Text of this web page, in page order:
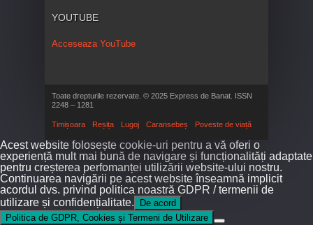
YOUTUBE
Acceseaza YouTube
Toate drepturile rezervate. © 2025 Express de Banat. ISSN
2248 – 1281
Timișoara Reșița Lugoj Caransebeș Poveste de viață
Acest website folosește cookie-uri pentru a vă oferi o
experiență mult mai bună de navigare și funcționalități adaptate
pentru creșterea perfomanței utilizării website-ului nostru.
Continuarea navigării pe acest website înseamnă implicit
acordul dvs. privind politica noastră GDPR / termenii de
utilizare și confidențialitate.
De acord
Politica de GDPR, Cookies și Termeni de Utilizare